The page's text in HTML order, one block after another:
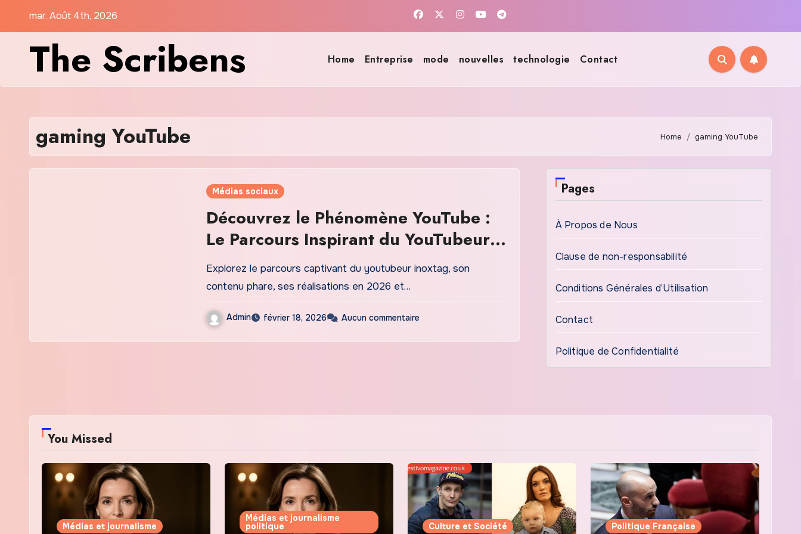
mar. Août 4th, 2026
The Scribens Home Entreprise mode nouvelles technologie Contact
gaming YouTube Home gaming YouTube
Médias sociaux
Découvrez le Phénomène YouTube :
Le Parcours Inspirant du YouTubeur
Inoxtag en 2026
Explorez le parcours captivant du youtubeur inoxtag, son
contenu phare, ses réalisations en 2026 et…
Admin février 18, 2026 Aucun commentaire
Pages
À Propos de Nous
Clause de non-responsabilité
Conditions Générales d’Utilisation
Contact
Politique de Confidentialité
You Missed
Médias et journalisme
Médias et journalisme
politique Culture et Société Politique Française